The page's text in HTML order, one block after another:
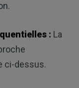
: La
ci-dessus.